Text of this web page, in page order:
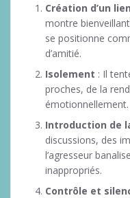
Création d’un
montre
se positionne
d’amitié.
Isolement : Il
proches, de la
émotionnellement.
Introduction de
discussions, des
l’agresseur
inappropriés.
Contrôle et